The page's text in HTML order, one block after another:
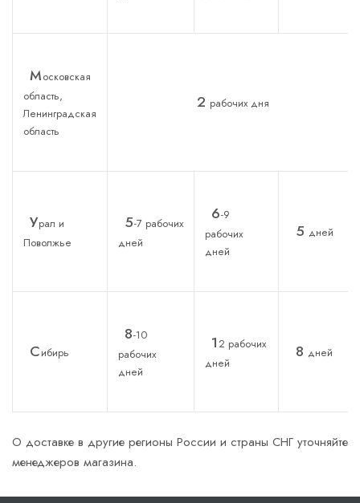
Московская
область,
Ленинградская
область
2 рабочих дня
Урал и
Поволжье
5-7 рабочих
дней
6-9
рабочих
дней
5 дней
Сибирь
8-10
рабочих
дней
12 рабочих
дней
8 дней
О доставке в другие регионы России и страны СНГ уточняйте
менеджеров магазина.